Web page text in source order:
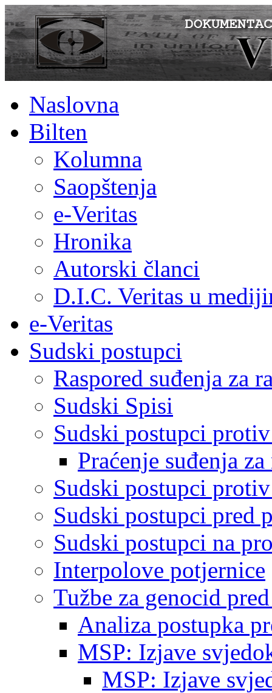
Naslovna
Bilten
Kolumna
Saopštenja
e-Veritas
Hronika
Autorski članci
D.I.C. Veritas u
e-Veritas
Sudski postupci
Raspored suđenja za
Sudski Spisi
Sudski postupci
Praćenje suđenja
Sudski postupci
Sudski postupci pred
Sudski postupci na
Interpolove potjernice
Tužbe za genocid
Analiza postupka
MSP: Izjave
MSP: Izjave